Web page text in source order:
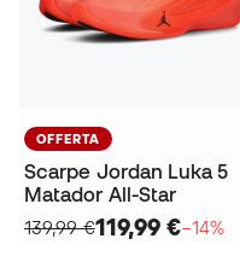
OFFERTA
Scarpe Jordan Luka 5
Matador All-Star
139,99 €119,99 €−14%